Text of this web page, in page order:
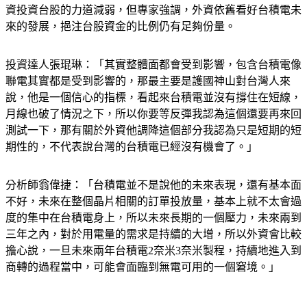
資投資台股的力道減弱，但專家強調，外資依舊看好台積電未
來的發展，挹注台股資金的比例仍有足夠份量。
投資達人張琨琳：「其實整體面都會受到影響，包含台積電像
聯電其實都是受到影響的，那最主要是護國神山對台灣人來
說，他是一個信心的指標，看起來台積電並沒有撐住在短線，
月線也破了情況之下，所以你要等反彈我認為這個還要再來回
測試一下，那有關於外資他調降這個部分我認為只是短期的短
期性的，不代表說台灣的台積電已經沒有機會了。」
分析師翁偉捷：「台積電並不是說他的未來表現，還有基本面
不好，未來在整個晶片相關的訂單投放量，基本上就不太會過
度的集中在台積電身上，所以未來長期的一個壓力，未來兩到
三年之內，對於用電量的需求是持續的大增，所以外資會比較
擔心說，一旦未來兩年台積電2奈米3奈米製程，持續地進入到
商轉的過程當中，可能會面臨到無電可用的一個窘境。」